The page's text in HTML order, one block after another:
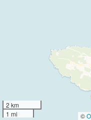
2 km
1 mi
©